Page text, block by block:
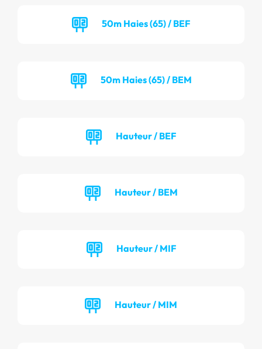
50m Haies (65) / BEF
50m Haies (65) / BEM
Hauteur / BEF
Hauteur / BEM
Hauteur / MIF
Hauteur / MIM